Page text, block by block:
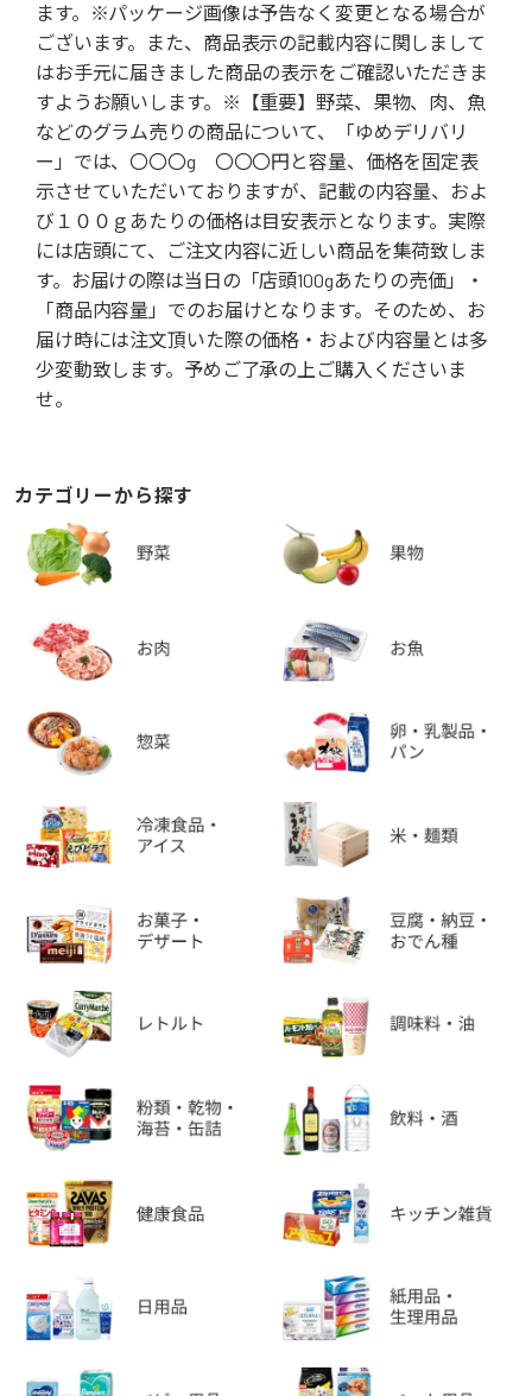
ます。※パッケージ画像は予告なく変更となる場合が
ございます。また、商品表示の記載内容に関しまして
はお手元に届きました商品の表示をご確認いただきま
すようお願いします。※【重要】野菜、果物、肉、魚
などのグラム売りの商品について、「ゆめデリバリ
ー」では、〇〇〇g 〇〇〇円と容量、価格を固定表
示させていただいておりますが、記載の内容量、およ
び１００ｇあたりの価格は目安表示となります。実際
には店頭にて、ご注文内容に近しい商品を集荷致しま
す。お届けの際は当日の「店頭100gあたりの売価」・
「商品内容量」でのお届けとなります。そのため、お
届け時には注文頂いた際の価格・および内容量とは多
少変動致します。予めご了承の上ご購入くださいま
せ。
カテゴリーから探す